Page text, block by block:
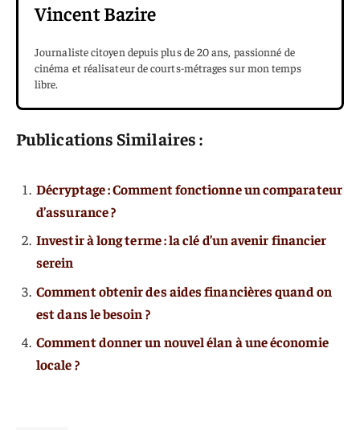
Vincent Bazire
Journaliste citoyen depuis plus de 20 ans, passionné de
cinéma et réalisateur de courts-métrages sur mon temps
libre.
Publications Similaires :
Décryptage : Comment fonctionne un comparateur
d’assurance ?
Investir à long terme : la clé d’un avenir financier
serein
Comment obtenir des aides financières quand on
est dans le besoin ?
Comment donner un nouvel élan à une économie
locale ?